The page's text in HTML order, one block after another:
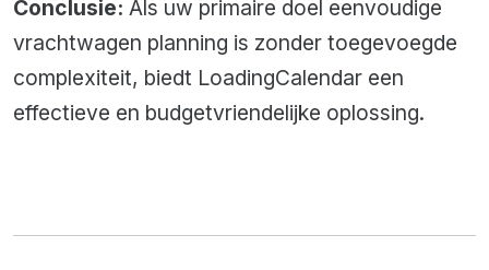
Conclusie: Als uw primaire doel eenvoudige
vrachtwagen planning is zonder toegevoegde
complexiteit, biedt LoadingCalendar een
effectieve en budgetvriendelijke oplossing.